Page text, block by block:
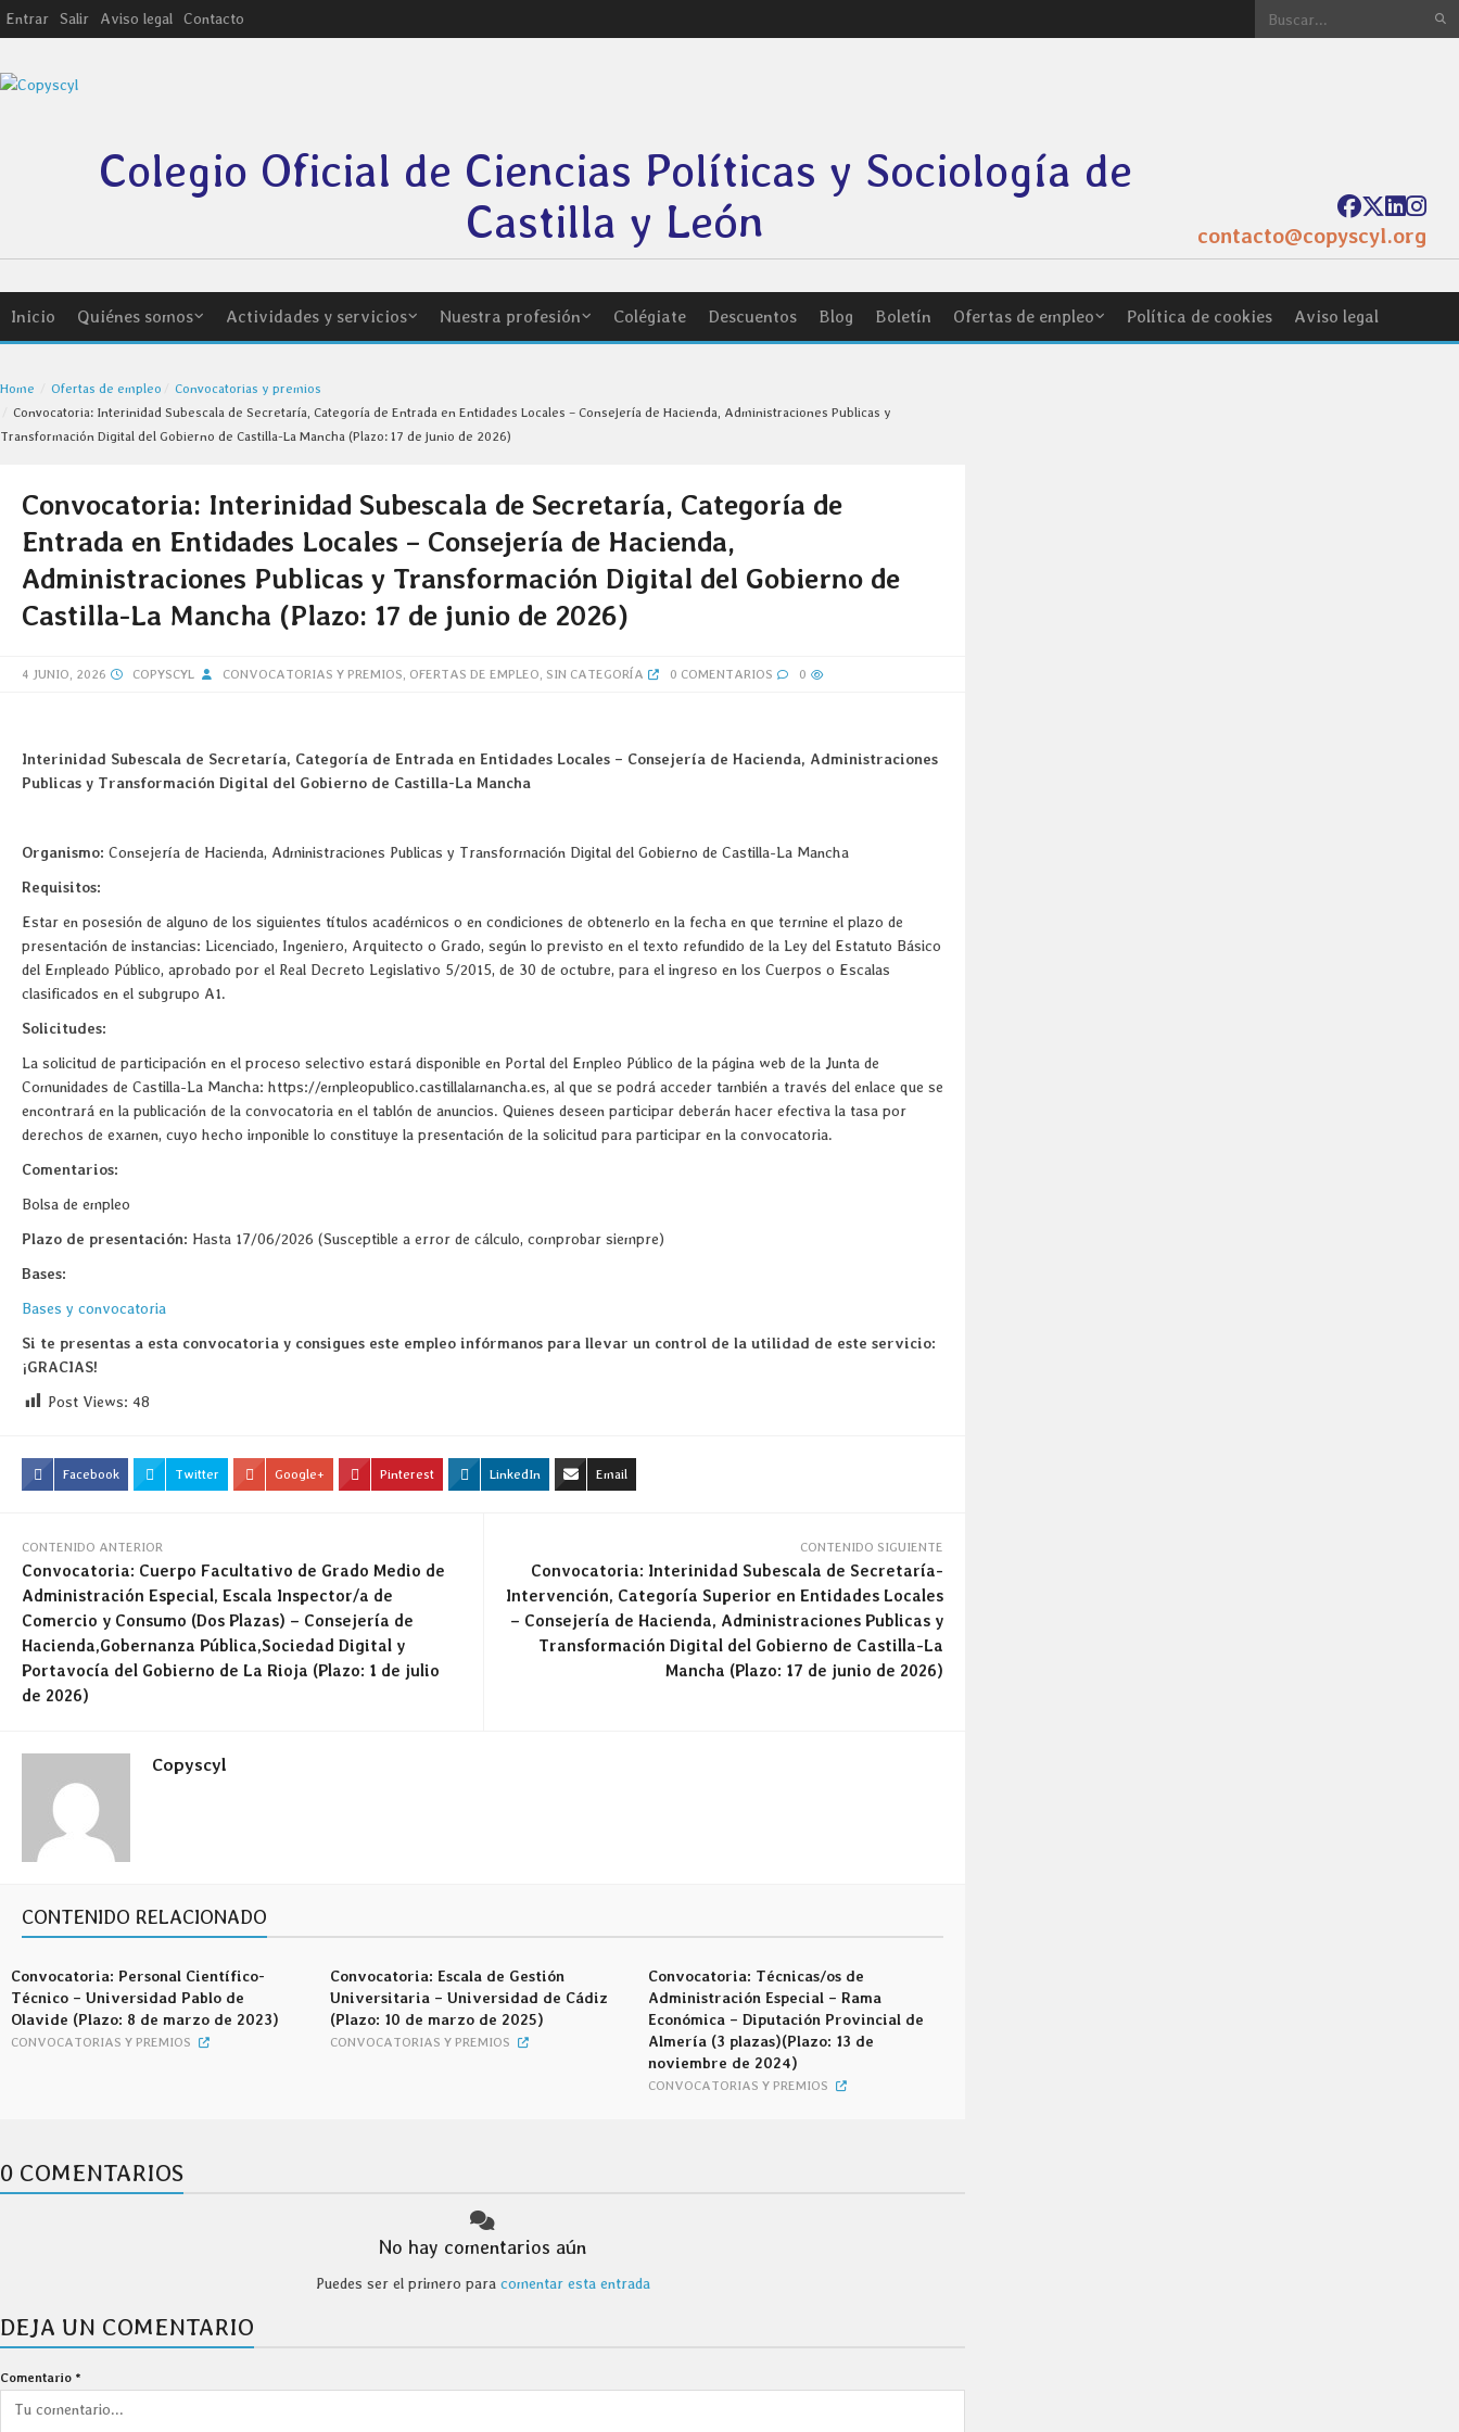
Entrar Salir Aviso legal Contacto
Colegio Oficial de Ciencias Políticas y Sociología de
Castilla y León
contacto@copyscyl.org
Inicio Quiénes somos Actividades y servicios Nuestra profesión Colégiate Descuentos Blog Boletín Ofertas de empleo Política de cookies Aviso legal
Home Ofertas de empleo
Convocatorias y premios
Convocatoria: Interinidad Subescala de Secretaría, Categoría de Entrada en Entidades Locales – Consejería de Hacienda, Administraciones Publicas y
Transformación Digital del Gobierno de Castilla-La Mancha (Plazo: 17 de junio de 2026)
Convocatoria: Interinidad Subescala de Secretaría, Categoría de
Entrada en Entidades Locales – Consejería de Hacienda,
Administraciones Publicas y Transformación Digital del Gobierno de
Castilla-La Mancha (Plazo: 17 de junio de 2026)
4 JUNIO, 2026 COPYSCYL CONVOCATORIAS Y PREMIOS OFERTAS DE EMPLEO SIN CATEGORÍA 0 COMENTARIOS 0
Interinidad Subescala de Secretaría, Categoría de Entrada en Entidades Locales – Consejería de Hacienda, Administraciones
Publicas y Transformación Digital del Gobierno de Castilla-La Mancha
Organismo: Consejería de Hacienda, Administraciones Publicas y Transformación Digital del Gobierno de Castilla-La Mancha
Requisitos:
Estar en posesión de alguno de los siguientes títulos académicos o en condiciones de obtenerlo en la fecha en que termine el plazo de
presentación de instancias: Licenciado, Ingeniero, Arquitecto o Grado, según lo previsto en el texto refundido de la Ley del Estatuto Básico
del Empleado Público, aprobado por el Real Decreto Legislativo 5/2015, de 30 de octubre, para el ingreso en los Cuerpos o Escalas
clasificados en el subgrupo A1.
Solicitudes:
La solicitud de participación en el proceso selectivo estará disponible en Portal del Empleo Público de la página web de la Junta de
Comunidades de Castilla-La Mancha: https://empleopublico.castillalamancha.es, al que se podrá acceder también a través del enlace que se
encontrará en la publicación de la convocatoria en el tablón de anuncios. Quienes deseen participar deberán hacer efectiva la tasa por
derechos de examen, cuyo hecho imponible lo constituye la presentación de la solicitud para participar en la convocatoria.
Comentarios:
Bolsa de empleo
Plazo de presentación: Hasta 17/06/2026 (Susceptible a error de cálculo, comprobar siempre)
Bases:
Bases y convocatoria
Si te presentas a esta convocatoria y consigues este empleo infórmanos para llevar un control de la utilidad de este servicio:
¡GRACIAS!
Post Views: 48
Facebook Twitter Google+ Pinterest LinkedIn Email
CONTENIDO ANTERIOR
Convocatoria: Cuerpo Facultativo de Grado Medio de
Administración Especial, Escala Inspector/a de
Comercio y Consumo (Dos Plazas) – Consejería de
Hacienda,Gobernanza Pública,Sociedad Digital y
Portavocía del Gobierno de La Rioja (Plazo: 1 de julio
de 2026)
CONTENIDO SIGUIENTE
Convocatoria: Interinidad Subescala de Secretaría-
Intervención, Categoría Superior en Entidades Locales
– Consejería de Hacienda, Administraciones Publicas y
Transformación Digital del Gobierno de Castilla-La
Mancha (Plazo: 17 de junio de 2026)
Copyscyl
CONTENIDO RELACIONADO
Convocatoria: Personal Científico-
Técnico – Universidad Pablo de
Olavide (Plazo: 8 de marzo de 2023)
CONVOCATORIAS Y PREMIOS
Convocatoria: Escala de Gestión
Universitaria – Universidad de Cádiz
(Plazo: 10 de marzo de 2025)
CONVOCATORIAS Y PREMIOS
Convocatoria: Técnicas/os de
Administración Especial – Rama
Económica – Diputación Provincial de
Almería (3 plazas)(Plazo: 13 de
noviembre de 2024)
CONVOCATORIAS Y PREMIOS
0 COMENTARIOS
No hay comentarios aún
Puedes ser el primero para comentar esta entrada
DEJA UN COMENTARIO
Comentario *